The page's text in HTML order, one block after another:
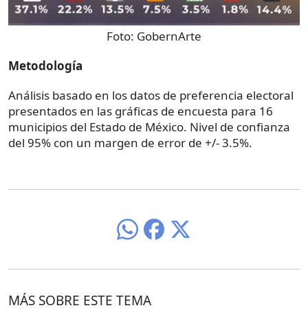
Foto: GobernArte
Metodología
Análisis basado en los datos de preferencia electoral
presentados en las gráficas de encuesta para 16
municipios del Estado de México. Nivel de confianza
del 95% con un margen de error de +/- 3.5%.
MÁS SOBRE ESTE TEMA